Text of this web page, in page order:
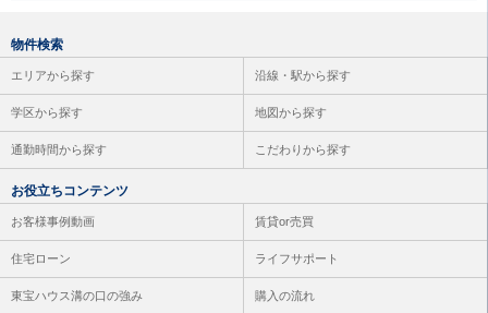
物件検索
エリアから探す 沿線・駅から探す
学区から探す 地図から探す
通勤時間から探す こだわりから探す
お役立ちコンテンツ
お客様事例動画 賃貸or売買
住宅ローン ライフサポート
東宝ハウス溝の口の強み 購入の流れ